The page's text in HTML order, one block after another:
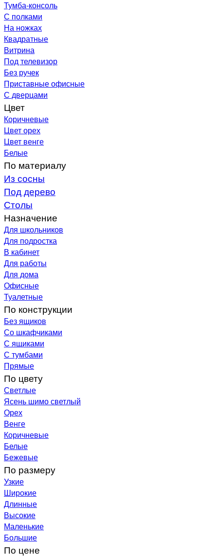
Тумба-консоль
С полками
На ножках
Квадратные
Витрина
Под телевизор
Без ручек
Приставные офисные
С дверцами
Цвет
Коричневые
Цвет орех
Цвет венге
Белые
По материалу
Из сосны
Под дерево
Столы
Назначение
Для школьников
Для подростка
В кабинет
Для работы
Для дома
Офисные
Туалетные
По конструкции
Без ящиков
Со шкафчиками
С ящиками
С тумбами
Прямые
По цвету
Светлые
Ясень шимо светлый
Орех
Венге
Коричневые
Белые
Бежевые
По размеру
Узкие
Широкие
Длинные
Высокие
Маленькие
Большие
По цене